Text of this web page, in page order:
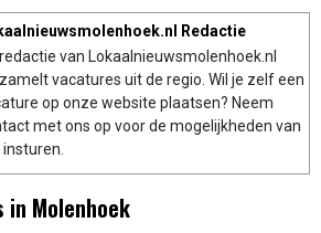
Redactie
van Lokaalnieuwsmolenhoek.nl
vacatures uit de regio. Wil je zelf een
op onze website plaatsen? Neem
met ons op voor de mogelijkheden van
in Molenhoek